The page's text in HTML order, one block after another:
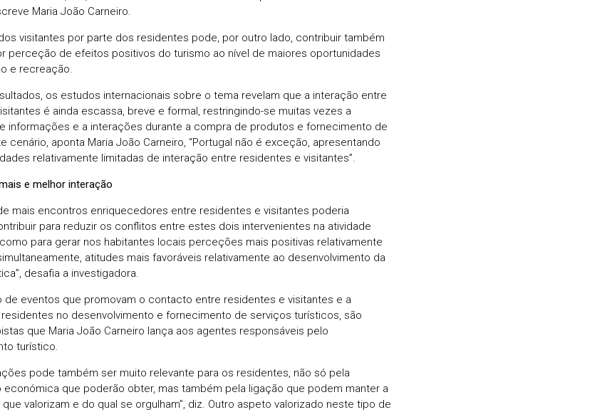
Maria João Carneiro.
visitantes por parte dos residentes pode, por outro lado, contribuir também
perceção de efeitos positivos do turismo ao nível de maiores oportunidades
e recreação.
os estudos internacionais sobre o tema revelam que a interação entre
é ainda escassa, breve e formal, restringindo-se muitas vezes a
informações e a interações durante a compra de produtos e fornecimento de
cenário, aponta Maria João Carneiro, “Portugal não é exceção, apresentando
relativamente limitadas de interação entre residentes e visitantes”.
e melhor interação
mais encontros enriquecedores entre residentes e visitantes poderia
para reduzir os conflitos entre estes dois intervenientes na atividade
para gerar nos habitantes locais perceções mais positivas relativamente
atitudes mais favoráveis relativamente ao desenvolvimento da
desafia a investigadora.
de eventos que promovam o contacto entre residentes e visitantes e a
no desenvolvimento e fornecimento de serviços turísticos, são
que Maria João Carneiro lança aos agentes responsáveis pelo
turístico.
pode também ser muito relevante para os residentes, não só pela
que poderão obter, mas também pela ligação que podem manter a
valorizam e do qual se orgulham”, diz. Outro aspeto valorizado neste tipo de